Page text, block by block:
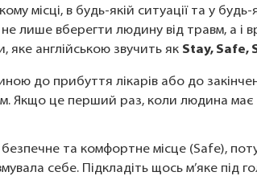
місці, в будь-якій ситуації та у
лише вберегти людину від травм, а і
англійською звучить як Stay, Safe,
до прибуття лікарів або до
Якщо це перший раз, коли людина
та комфортне місце (Safe),
себе. Підкладіть щось м’яке під